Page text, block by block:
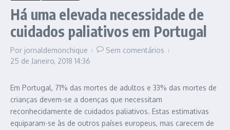
Há uma elevada necessidade de
cuidados paliativos em Portugal
Por jornaldemonchique
Sem comentários
25 de Janeiro, 2018 14:36
Em Portugal, 71% das mortes de adultos e 33% das mortes de
crianças devem-se a doenças que necessitam
reconhecidamente de cuidados paliativos. Estas estimativas
equiparam-se às de outros países europeus, mas carecem de